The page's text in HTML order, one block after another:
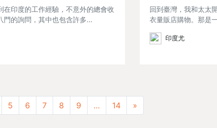
在印度的工作經驗，不意外的總會收
門的詢問，其中也包含許多…
回到臺灣，我和太太
衣量販店購物。那是
印度尤
5 6 7 8 9 … 14 »